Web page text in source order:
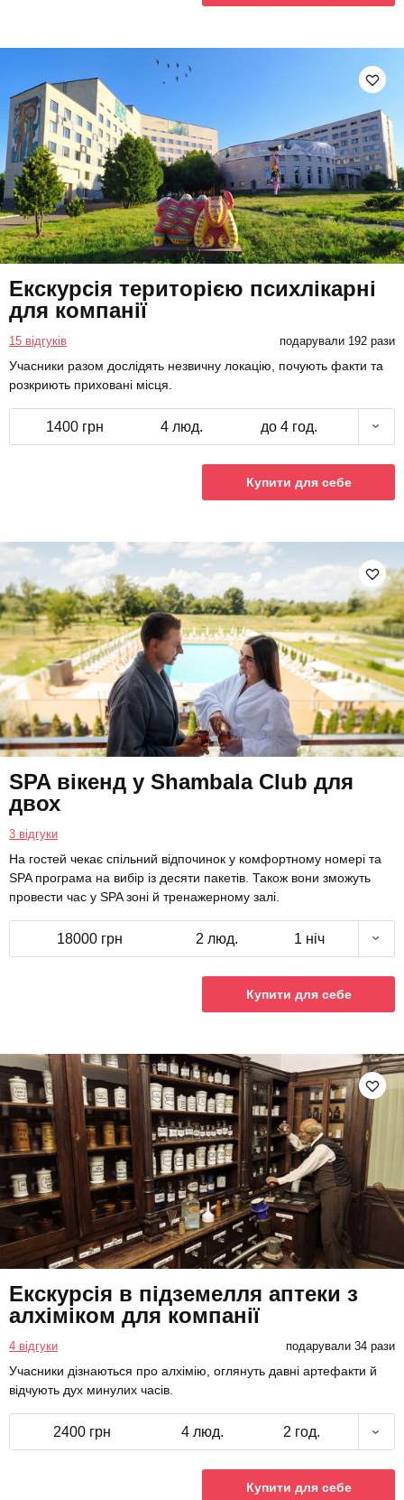
Екскурсія територією психлікарні
для компанії
15 відгуків подарували 192 рази
Учасники разом дослідять незвичну локацію, почують факти та
розкриють приховані місця.
1400 грн 4 люд. до 4 год.
Купити для себе
SPA вікенд у Shambala Club для
двох
3 відгуки
На гостей чекає спільний відпочинок у комфортному номері та
SPA програма на вибір із десяти пакетів. Також вони зможуть
провести час у SPA зоні й тренажерному залі.
18000 грн 2 люд. 1 ніч
Купити для себе
Екскурсія в підземелля аптеки з
алхіміком для компанії
4 відгуки подарували 34 рази
Учасники дізнаються про алхімію, оглянуть давні артефакти й
відчують дух минулих часів.
2400 грн 4 люд. 2 год.
Купити для себе